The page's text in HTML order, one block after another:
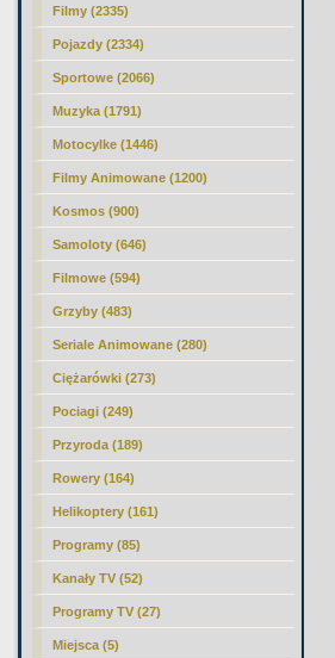
Filmy (2335)
Pojazdy (2334)
Sportowe (2066)
Muzyka (1791)
Motocylke (1446)
Filmy Animowane (1200)
Kosmos (900)
Samoloty (646)
Filmowe (594)
Grzyby (483)
Seriale Animowane (280)
Ciężarówki (273)
Pociagi (249)
Przyroda (189)
Rowery (164)
Helikoptery (161)
Programy (85)
Kanały TV (52)
Programy TV (27)
Miejsca (5)